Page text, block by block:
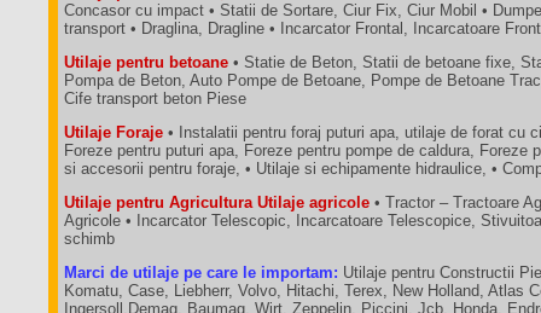
Concasor cu impact • Statii de Sortare, Ciur Fix, Ciur Mobil •
transport • Draglina, Dragline • Incarcator Frontal, Incarcatoare
Utilaje pentru betoane • Statie de Beton, Statii de betoane fixe,
Pompa de Beton, Auto Pompe de Betoane, Pompe de Betoane
Cife transport beton Piese
Utilaje Foraje • Instalatii pentru foraj puturi apa, utilaje de forat cu
Foreze pentru puturi apa, Foreze pentru pompe de caldura, Foreze
si accesorii pentru foraje, • Utilaje si echipamente hidraulice, •
Utilaje pentru Agricultura Utilaje agricole • Tractor – Tractoare
Agricole • Incarcator Telescopic, Incarcatoare Telescopice,
schimb
Marci de utilaje pe care le importam: Utilaje pentru Constructii
Komatu, Case, Liebherr, Volvo, Hitachi, Terex, New Holland, Atlas
Ingersoll,Demag, Baumag, Wirt, Zeppelin, Piccini, Jcb, Honda,